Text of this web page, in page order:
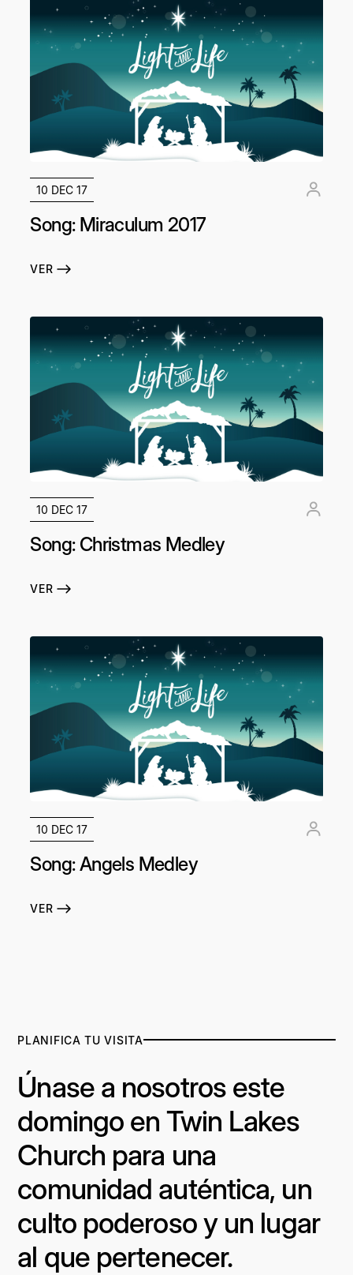
10 DEC 17
Song: Miraculum 2017
VER
10 DEC 17
Song: Christmas Medley
VER
10 DEC 17
Song: Angels Medley
VER
PLANIFICA TU VISITA
Únase a nosotros este
domingo en Twin Lakes
Church para una
comunidad auténtica, un
culto poderoso y un lugar
al que pertenecer.